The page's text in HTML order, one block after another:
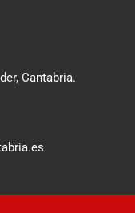
Cantabria.